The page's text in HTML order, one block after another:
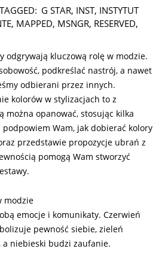
TAGGED: G STAR, INST, INSTYTUT
, MAPPED, MSNGR, RESERVED,
odgrywają kluczową rolę w modzie.
podkreślać nastrój, a nawet
odbierani przez innych.
kolorów w stylizacjach to z
można opanować, stosując kilka
Wam, jak dobierać kolory
przedstawie propozycje ubrań z
pomogą Wam stworzyć
modzie
emocje i komunikaty. Czerwień
pewność siebie, zieleń
a niebieski budzi zaufanie.